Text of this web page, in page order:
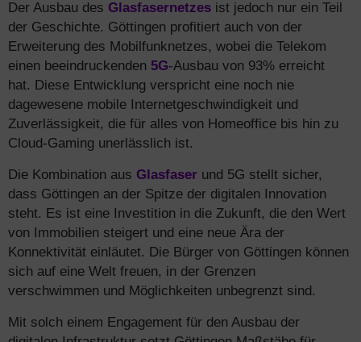
Der Ausbau des Glasfasernetzes ist jedoch nur ein Teil
der Geschichte. Göttingen profitiert auch von der
Erweiterung des Mobilfunknetzes, wobei die Telekom
einen beeindruckenden 5G-Ausbau von 93% erreicht
hat. Diese Entwicklung verspricht eine noch nie
dagewesene mobile Internetgeschwindigkeit und
Zuverlässigkeit, die für alles von Homeoffice bis hin zu
Cloud-Gaming unerlässlich ist.
Die Kombination aus Glasfaser und 5G stellt sicher,
dass Göttingen an der Spitze der digitalen Innovation
steht. Es ist eine Investition in die Zukunft, die den Wert
von Immobilien steigert und eine neue Ära der
Konnektivität einläutet. Die Bürger von Göttingen können
sich auf eine Welt freuen, in der Grenzen
verschwimmen und Möglichkeiten unbegrenzt sind.
Mit solch einem Engagement für den Ausbau der